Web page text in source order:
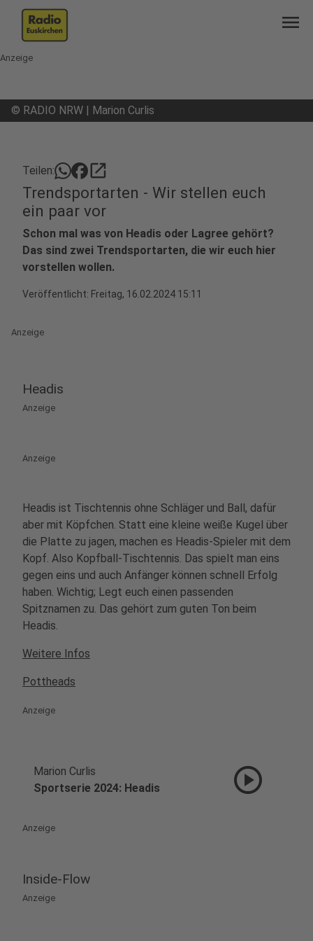
menu
Anzeige
© RADIO NRW | Marion Curlis
Teilen: open_in_new
Trendsportarten - Wir stellen euch
ein paar vor
Schon mal was von Headis oder Lagree gehört?
Das sind zwei Trendsportarten, die wir euch hier
vorstellen wollen.
Veröffentlicht: Freitag, 16.02.2024 15:11
Anzeige
Headis
Anzeige
Anzeige
Headis ist Tischtennis ohne Schläger und Ball, dafür
aber mit Köpfchen. Statt eine kleine weiße Kugel über
die Platte zu jagen, machen es Headis-Spieler mit dem
Kopf. Also Kopfball-Tischtennis. Das spielt man eins
gegen eins und auch Anfänger können schnell Erfolg
haben. Wichtig; Legt euch einen passenden
Spitznamen zu. Das gehört zum guten Ton beim
Headis.
Weitere Infos
Pottheads
Anzeige
Marion Curlis
Sportserie 2024: Headis
play_circle
Anzeige
Inside-Flow
Anzeige